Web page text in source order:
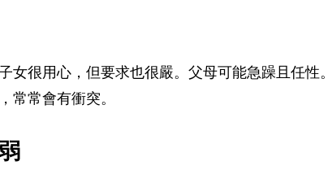
女很用心，但要求也很嚴。父母可能急躁且任性。
常常會有衝突。